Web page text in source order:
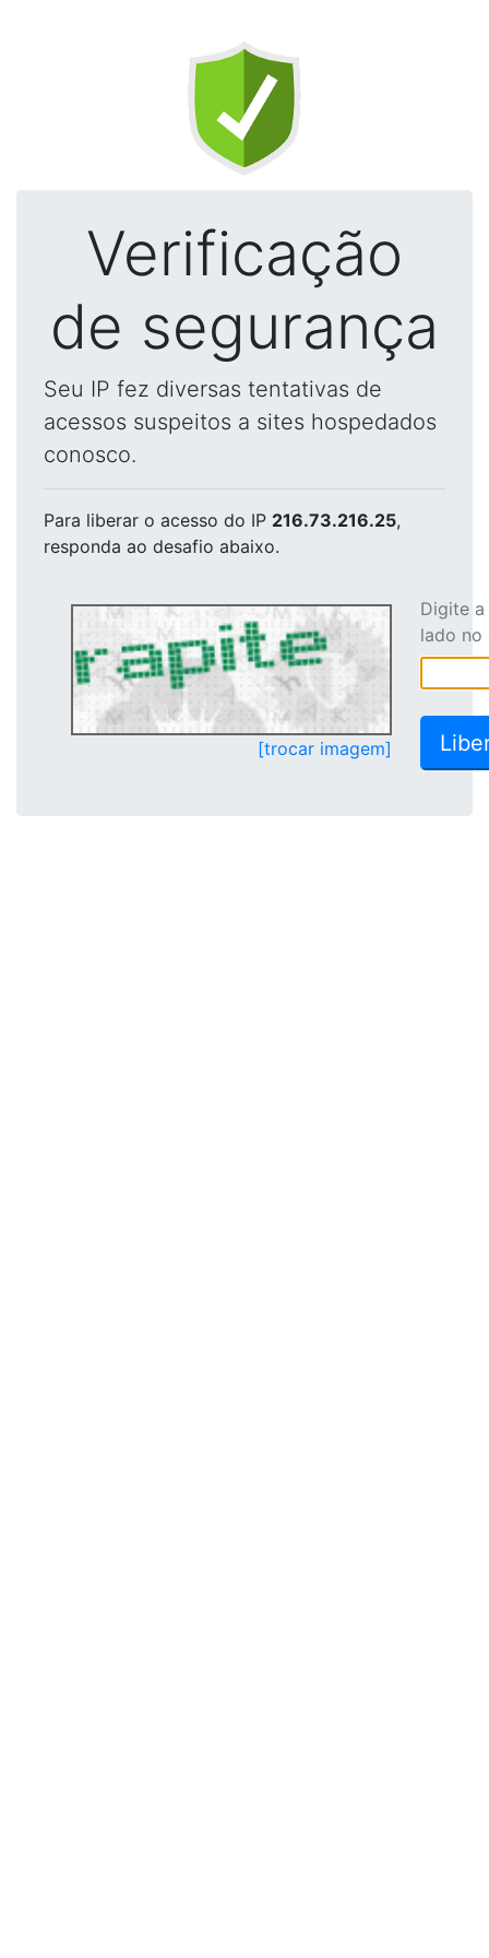
Verificação
de segurança
Seu IP fez diversas tentativas de
acessos suspeitos a sites hospedados
conosco.
Para liberar o acesso do IP 216.73.216.25,
responda ao desafio abaixo.
[trocar imagem]
Digite
lado no